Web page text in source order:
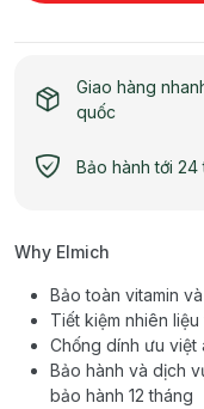
Giao hàng
quốc
Bảo hành tới 24
Why Elmich
Bảo toàn vitamin
Tiết kiệm nhiên
Chống dính ưu việt
Bảo hành và dịch
bảo hành 12 tháng